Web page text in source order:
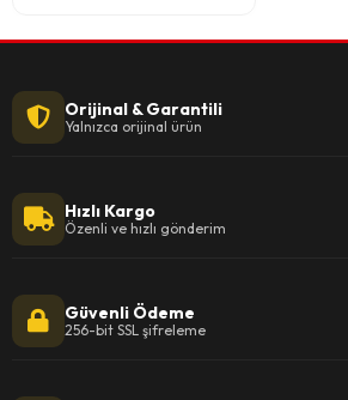
Orijinal & Garantili
Yalnızca orijinal ürün
Hızlı Kargo
Özenli ve hızlı gönderim
Güvenli Ödeme
256-bit SSL şifreleme